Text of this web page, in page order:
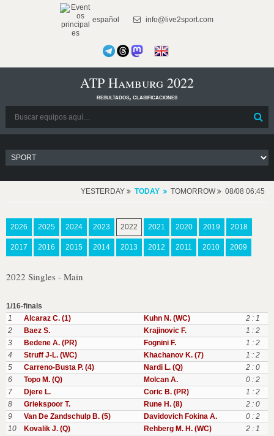
español info@live2sport.com
ATP Hamburg 2022
resultados, clasificaciones
YESTERDAY TODAY TOMORROW 08/08 06:45
2026 2025 2024 2023 2022 2021 2020 2019 2018
2017 2016 2015 2014 2013 2012 2011 2010 2009
2022 Singles - Main
1/16-finals
1
Alcaraz C. (1) Kuhn N. (WC)
2 : 1
2
Baez S. Krajinovic F.
1 : 2
3
Bedene A. (PR) Fognini F.
1 : 2
4
Struff J-L. (WC) Khachanov K. (7)
1 : 2
5
Carreno-Busta P. (4) Nardi L. (Q)
2 : 0
6
Topo M. (Q) Molcan A.
0 : 2
7
Djere L. Coric B. (PR)
1 : 2
8
Griekspoor T. Rune H. (8)
2 : 0
9
Van De Zandschulp B. (5) Davidovich Fokina A.
0 : 2
10
Kovalik J. (Q) Rehberg M. H. (WC)
2 : 1